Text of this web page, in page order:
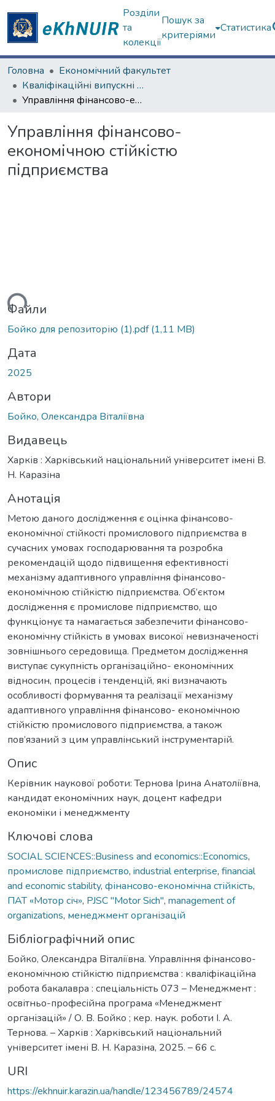
Розділи
та
колекції
Пошук за
критеріями
Статистика
Головна
Економічний факультет
Кваліфікаційні випускні роботи бакалаврів. Економічний факультет
Управління фінансово-економічною стійкістю підприємства
Управління фінансово-
економічною стійкістю
підприємства
Файли
Бойко для репозиторію (1).pdf(1,11 MB)
Дата
2025
Автори
Бойко, Олександра Віталіївна
Видавець
Харків : Харківський національний університет імені В.
Н. Каразіна
Анотація
Метою даного дослідження є оцінка фінансово-
економічної стійкості промислового підприємства в
сучасних умовах господарювання та розробка
рекомендацій щодо підвищення ефективності
механізму адаптивного управління фінансово-
економічною стійкістю підприємства. Об’єктом
дослідження є промислове підприємство, що
функціонує та намагається забезпечити фінансово-
економічну стійкість в умовах високої невизначеності
зовнішнього середовища. Предметом дослідження
виступає сукупність організаційно- економічних
відносин, процесів і тенденцій, які визначають
особливості формування та реалізації механізму
адаптивного управління фінансово- економічною
стійкістю промислового підприємства, а також
пов’язаний з цим управлінський інструментарій.
Опис
Керівник наукової роботи: Тернова Ірина Анатоліївна,
кандидат економічних наук, доцент кафедри
економіки і менеджменту
Ключові слова
SOCIAL SCIENCES::Business and economics::Economics,
промислове підприємство, industrial enterprise, financial
and economic stability, фінансово-економічна стійкість,
ПАТ «Мотор січ», PJSC "Motor Sich", management of
organizations, менеджмент організацій
Бібліографічний опис
Бойко, Олександра Віталіївна. Управління фінансово-
економічною стійкістю підприємства : кваліфікаційна
робота бакалавра : спеціальність 073 – Менеджмент :
освітньо-професійна програма «Менеджмент
організацій» / О. В. Бойко ; кер. наук. роботи І. А.
Тернова. – Харків : Харківський національний
університет імені В. Н. Каразіна, 2025. – 66 с.
URI
https://ekhnuir.karazin.ua/handle/123456789/24574